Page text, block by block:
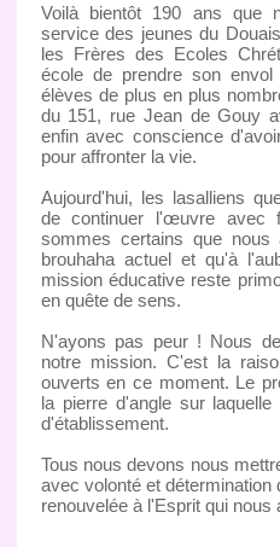
Voilà bientôt 190 ans que
service des jeunes du
les Frères des Ecoles
école de prendre son
élèves de plus en plus
du 151, rue Jean de Gouy
enfin avec conscience
pour affronter la vie.
Aujourd'hui, les lasalliens
de continuer l'œuvre avec
sommes certains que
brouhaha actuel et qu'à
mission éducative reste
en quête de sens.
N'ayons pas peur ! Nous
notre mission. C'est la
ouverts en ce moment. Le
la pierre d'angle sur
d'établissement.
Tous nous devons nous
avec volonté et
renouvelée à l'Esprit qui nous